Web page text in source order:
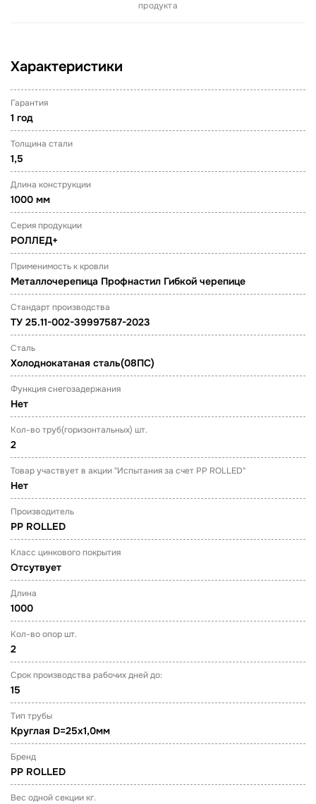
продукта
Характеристики
Гарантия
1 год
Толщина стали
1,5
Длина конструкции
1000 мм
Серия продукции
РОЛЛЕД+
Применимость к кровли
Металлочерепица Профнастил Гибкой черепице
Стандарт производства
ТУ 25.11-002-39997587-2023
Сталь
Холоднокатаная сталь(08ПС)
Функция снегозадержания
Нет
Кол-во труб(горизонтальных) шт.
2
Товар участвует в акции "Испытания за счет PP ROLLED"
Нет
Производитель
PP ROLLED
Класс цинкового покрытия
Отсутвует
Длина
1000
Кол-во опор шт.
2
Срок производства рабочих дней до:
15
Тип трубы
Круглая D=25х1,0мм
Бренд
PP ROLLED
Вес одной секции кг.